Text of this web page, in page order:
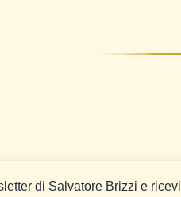
di Salvatore Brizzi e ricevi